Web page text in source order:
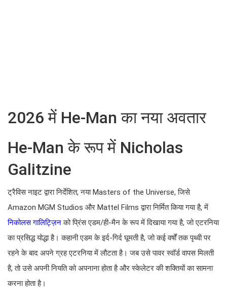
2026 में He-Man का नया अवतार
He-Man के रूप में Nicholas
Galitzine
ट्रैविस नाइट द्वारा निर्देशित, नया Masters of the Universe, जिसे
Amazon MGM Studios और Mattel Films द्वारा निर्मित किया गया है, में
निकोलस गालिट्ज़िनको प्रिंस एडम/ही-मैन के रूप में दिखाया गया है, जो एटरनिया
का प्रसिद्ध योद्धा है। कहानी एडम के इर्द-गिर्द घूमती है, जो कई वर्षों तक पृथ्वी पर
रहने के बाद अपने ग्रह एटरनिया में लौटता है। जब उसे पावर स्वॉर्ड वापस मिलती
है, तो उसे अपनी नियति को अपनाना होता है और स्केलेटर की शक्तियों का सामना
करना होता है।